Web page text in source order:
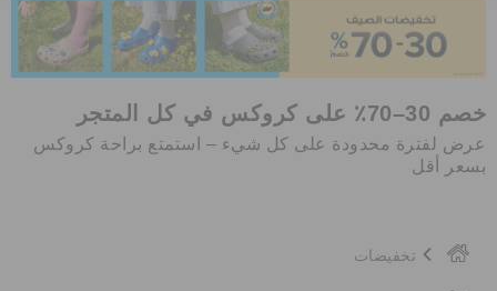
للنساء
للرجال
جيبيتز تشارمز
خصم 30–70٪ على كروكس في كل المتجر
عرض لفترة محدودة على كل شيء – استمتع براحة كروكس
بسعر أقل
تخفيضات